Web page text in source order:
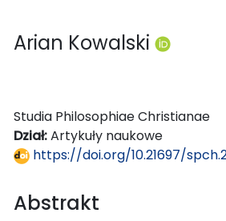
Arian Kowalski
Studia Philosophiae Christianae
Dział:Artykuły naukowe
https://doi.org/10.21697/
Abstrakt